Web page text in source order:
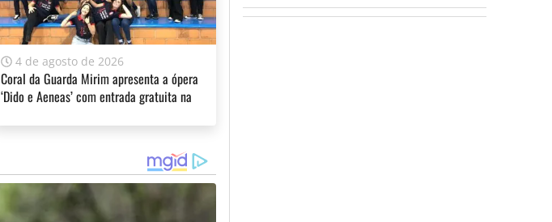
4 de agosto de 2026
Coral da Guarda Mirim apresenta a ópera
‘Dido e Aeneas’ com entrada gratuita na